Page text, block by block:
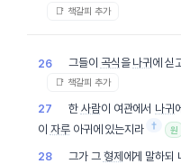
📑 책갈피 추가
26 그들이 곡식을 나귀 에 싣
📑 책갈피 추가
27 한 사람이 여관에서 나귀
이 자루아귀에 있는지라 † 원
28 그가 그 형제 에게 말하되